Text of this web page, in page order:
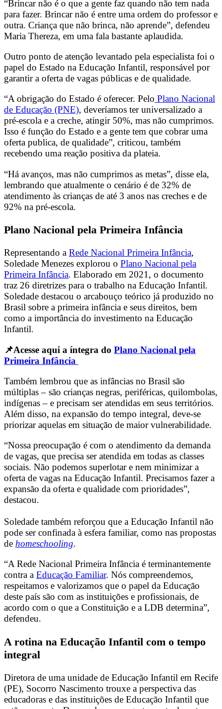
“Brincar não é o que a gente faz quando não tem nada
para fazer. Brincar não é entre uma ordem do professor e
outra. Criança que não brinca, não aprende”, defendeu
Maria Thereza, em uma fala bastante aplaudida.
Outro ponto de atenção levantado pela especialista foi o
papel do Estado na Educação Infantil, responsável por
garantir a oferta de vagas públicas e de qualidade.
“A obrigação do Estado é oferecer. Pelo Plano Nacional
de Educação (PNE), deveríamos ter universalizado a
pré-escola e a creche, atingir 50%, mas não cumprimos.
Isso é função do Estado e a gente tem que cobrar uma
oferta publica, de qualidade”, criticou, também
recebendo uma reação positiva da plateia.
“Há avanços, mas não cumprimos as metas”, disse ela,
lembrando que atualmente o cenário é de 32% de
atendimento às crianças de até 3 anos nas creches e de
92% na pré-escola.
Plano Nacional pela Primeira Infância
Representando a Rede Nacional Primeira Infância,
Soledade Menezes explorou o Plano Nacional pela
Primeira Infância. Elaborado em 2021, o documento
traz 26 diretrizes para o trabalho na Educação Infantil.
Soledade destacou o arcabouço teórico já produzido no
Brasil sobre a primeira infância e seus direitos, bem
como a importância do investimento na Educação
Infantil.
📌Acesse aqui a íntegra do Plano Nacional pela
Primeira Infância
Também lembrou que as infâncias no Brasil são
múltiplas – são crianças negras, periféricas, quilombolas,
indígenas – e precisam ser atendidas em seus territórios.
Além disso, na expansão do tempo integral, deve-se
priorizar aquelas em situação de maior vulnerabilidade.
“Nossa preocupação é com o atendimento da demanda
de vagas, que precisa ser atendida em todas as classes
sociais. Não podemos superlotar e nem minimizar a
oferta de vagas na Educação Infantil. Precisamos fazer a
expansão da oferta e qualidade com prioridades”,
destacou.
Soledade também reforçou que a Educação Infantil não
pode ser confinada à esfera familiar, como nas propostas
de homeschooling.
“A Rede Nacional Primeira Infância é terminantemente
contra a Educação Familiar. Nós compreendemos,
respeitamos e valorizamos que o papel da Educação
deste país são com as instituições e profissionais, de
acordo com o que a Constituição e a LDB determina”,
defendeu.
A rotina na Educação Infantil com o tempo
integral
Diretora de uma unidade de Educação Infantil em Recife
(PE), Socorro Nascimento trouxe a perspectiva das
educadoras e das instituições de Educação Infantil que